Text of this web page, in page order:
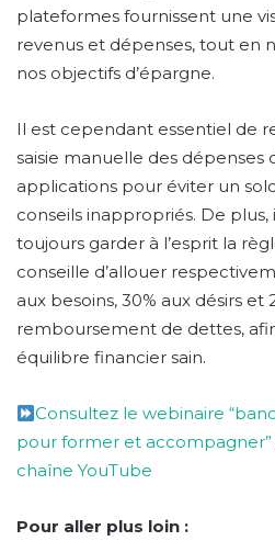
plateformes fournissent une
revenus et dépenses, tout en
nos objectifs d’épargne.
Il est cependant essentiel de
saisie manuelle des dépenses
applications pour éviter un
conseils inappropriés. De
toujours garder à l’esprit la
conseille d’allouer
aux besoins, 30% aux désirs et
remboursement de dettes,
équilibre financier sain.
Consultez le webinaire
pour former et
chaîne YouTube
Pour aller plus loin :